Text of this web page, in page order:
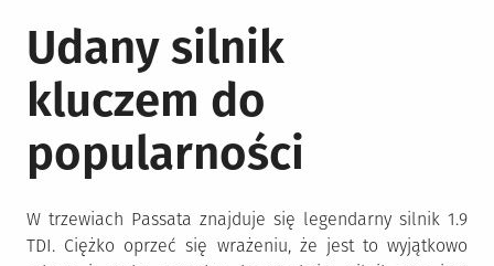
Udany silnik
kluczem do
popularności
W trzewiach Passata znajduje się legendarny silnik 1.9
TDI. Ciężko oprzeć się wrażeniu, że jest to wyjątkowo